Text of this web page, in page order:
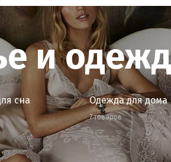
и
сна Одежда для дома
7 товаров